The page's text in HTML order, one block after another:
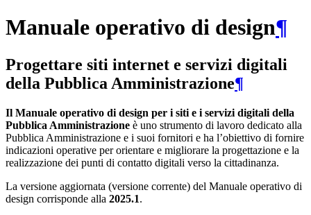
Manuale operativo di design¶
Progettare siti internet e servizi digitali
della Pubblica Amministrazione¶
Il Manuale operativo di design per i siti e i servizi digitali della
Pubblica Amministrazione è uno strumento di lavoro dedicato alla
Pubblica Amministrazione e i suoi fornitori e ha l’obiettivo di fornire
indicazioni operative per orientare e migliorare la progettazione e la
realizzazione dei punti di contatto digitali verso la cittadinanza.
La versione aggiornata (versione corrente) del Manuale operativo di
design corrisponde alla 2025.1.